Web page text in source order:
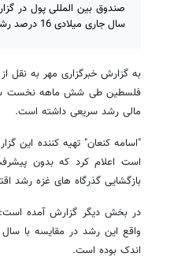
صندوق بین المللی پول در
سال جاری میلادی 16 درصد رشد داشته است.
به گزارش خبرگزاری مهر به نقل
فلسطین طی شش ماهه نخست سال
مالی رشد سریعی داشته است.
است اعلام کرد که بدون
بازگشایی گذرگاه های غزه رشد
در بخش دیگر گزارش آمده
اندک بوده است.